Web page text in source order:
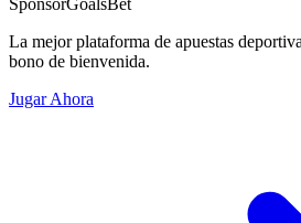
SponsorGoalsBet
La mejor plataforma de apuestas
bono de bienvenida.
Jugar Ahora